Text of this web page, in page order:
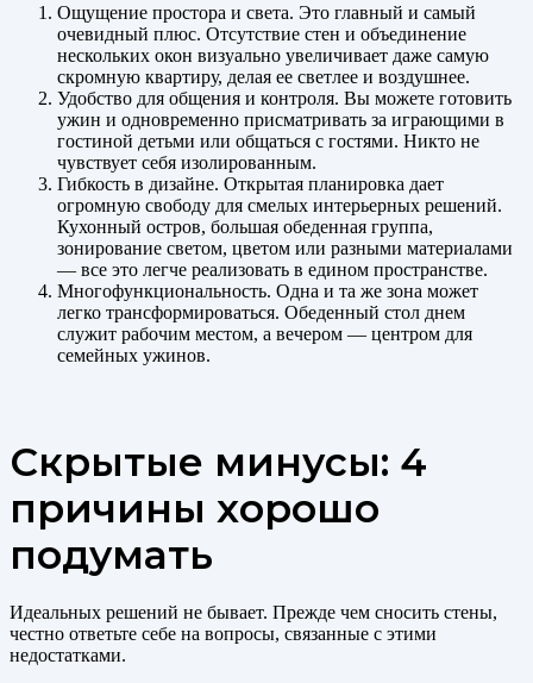
Ощущение простора и света. Это главный и самый
очевидный плюс. Отсутствие стен и объединение
нескольких окон визуально увеличивает даже самую
скромную квартиру, делая ее светлее и воздушнее.
Удобство для общения и контроля. Вы можете готовить
ужин и одновременно присматривать за играющими в
гостиной детьми или общаться с гостями. Никто не
чувствует себя изолированным.
Гибкость в дизайне. Открытая планировка дает
огромную свободу для смелых интерьерных решений.
Кухонный остров, большая обеденная группа,
зонирование светом, цветом или разными материалами
— все это легче реализовать в едином пространстве.
Многофункциональность. Одна и та же зона может
легко трансформироваться. Обеденный стол днем
служит рабочим местом, а вечером — центром для
семейных ужинов.
Скрытые минусы: 4
причины хорошо
подумать
Идеальных решений не бывает. Прежде чем сносить стены,
честно ответьте себе на вопросы, связанные с этими
недостатками.